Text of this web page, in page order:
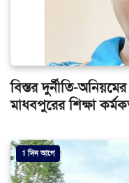
বিস্তর দুর্নীতি-
মাধবপুরের শিক্ষা
1 দিন আগে